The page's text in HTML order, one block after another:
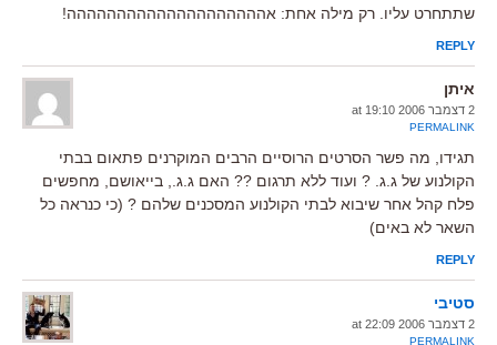
שתתחרט עליו. רק מילה אחת: אהההההההההההההההההההה!
REPLY
איתן
2 דצמבר 2006 at 19:10
PERMALINK
תגידו, מה פשר הסרטים הרוסיים הרבים המוקרנים פתאום בבתי
הקולנוע של ג.ג. ? ועוד ללא תרגום ?? האם ג.ג., בייאושם, מחפשים
פלח קהל אחר שיבוא לבתי הקולנוע המסכנים שלהם ? (כי כנראה כל
השאר לא באים)
REPLY
סטיבי
2 דצמבר 2006 at 22:09
PERMALINK